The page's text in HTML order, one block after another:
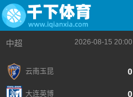
中超 2026-08-15 20:00
云南玉昆 0
大连英博 0